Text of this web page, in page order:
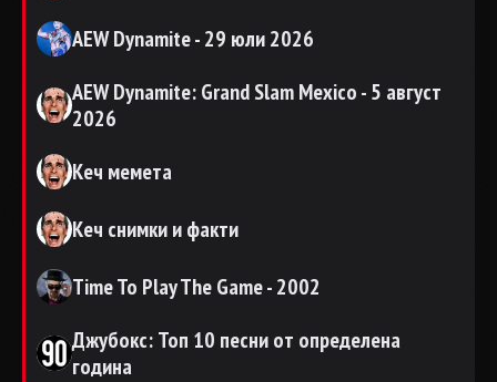
AEW Dynamite - 29 юли 2026
AEW Dynamite: Grand Slam Mexico - 5 август
2026
Кеч мемета
Кеч снимки и факти
Time To Play The Game - 2002
Джубокс: Топ 10 песни от определена
година